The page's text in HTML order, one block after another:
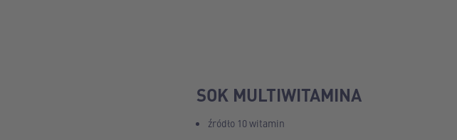
SOK MULTIWITAMINA
źródło 10 witamin